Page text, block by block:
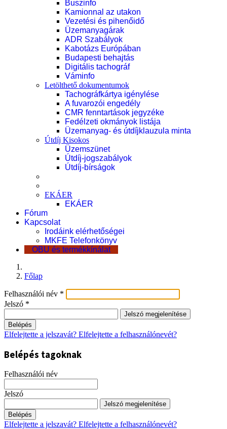
Buszinfo
Kamionnal az utakon
Vezetési és pihenőidő
Üzemanyagárak
ADR Szabályok
Kabotázs Európában
Budapesti behajtás
Digitális tachográf
Váminfo
Letölthető dokumentumok
Tachográfkártya igénylése
A fuvarozói engedély
CMR fenntartások jegyzéke
Fedélzeti okmányok listája
Üzemanyag- és útdíjklauzula minta
Útdíj Kisokos
Üzemszünet
Útdíj-jogszabályok
Útdíj-bírságok
EKÁER
EKÁER
Fórum
Kapcsolat
Irodáink elérhetőségei
MKFE Telefonkönyv
OBU és termékkínálat
Főlap
Felhasználói név *
Jelszó *
Jelszó megjelenítése
Belépés
Elfelejtette a jelszavát? Elfelejtette a felhasználónevét?
Belépés tagoknak
Felhasználói név
Jelszó
Jelszó megjelenítése
Belépés
Elfelejtette a jelszavát? Elfelejtette a felhasználónevét?